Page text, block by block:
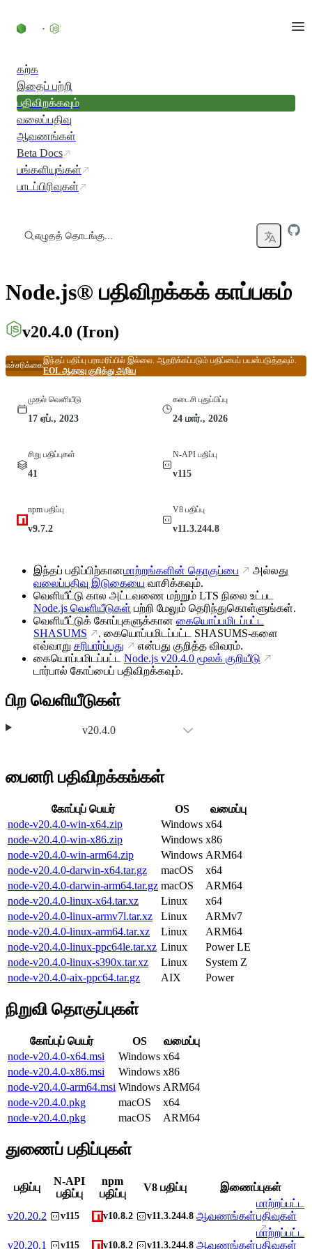
கற்க
இதைப் பற்றி
பதிவிறக்கவும்
வலைப்பதிவு
ஆவணங்கள்
Beta Docs
பங்களியுங்கள்
பாடப்பிரிவுகள்
எழுதத் தொடங்கு...
Node.js® பதிவிறக்கக் காப்பகம்
v20.4.0 (Iron)
எச்சரிக்கை
இந்தப் பதிப்பு பராமரிப்பில் இல்லை. ஆதரிக்கப்படும் பதிப்பைப் பயன்படுத்தவும்.
EOL ஆதரவு குறித்து அறிய
முதல் வெளியீடு
17 ஏப்., 2023
கடைசி புதுப்பிப்பு
24 மார்., 2026
சிறு பதிப்புகள்
41
N-API பதிப்பு
v115
npm பதிப்பு
v9.7.2
V8 பதிப்பு
v11.3.244.8
இந்தப் பதிப்பிற்கானமாற்றங்களின் தொகுப்பை
அல்லது
வலைப்பதிவு இடுகையை வாசிக்கவும்.
வெளியீட்டு கால அட்டவணை மற்றும் LTS நிலை உட்பட
Node.js வெளியீடுகள் பற்றி மேலும் தெரிந்துகொள்ளுங்கள்.
வெளியீட்டுக் கோப்புகளுக்கான கையொப்பமிடப்பட்ட
SHASUMS
. கையொப்பமிடப்பட்ட SHASUMS-களை
எவ்வாறு சரிபார்ப்பது
என்பது குறித்த விவரம்.
கையொப்பமிடப்பட்ட Node.js v20.4.0 மூலக் குறியீடு
டார்பால் கோப்பைப் பதிவிறக்கவும்.
பிற வெளியீடுகள்
v20.4.0
பைனரி பதிவிறக்கங்கள்
கோப்புப் பெயர் OS
வமைப்பு
node-v20.4.0-win-x64.zip
Windows x64
node-v20.4.0-win-x86.zip
Windows x86
node-v20.4.0-win-arm64.zip
Windows ARM64
node-v20.4.0-darwin-x64.tar.gz
macOS
x64
node-v20.4.0-darwin-arm64.tar.gz macOS
ARM64
node-v20.4.0-linux-x64.tar.xz
Linux
x64
node-v20.4.0-linux-armv7l.tar.xz
Linux
ARMv7
node-v20.4.0-linux-arm64.tar.xz
Linux
ARM64
node-v20.4.0-linux-ppc64le.tar.xz Linux
Power LE
node-v20.4.0-linux-s390x.tar.xz
Linux
System Z
node-v20.4.0-aix-ppc64.tar.gz
AIX Power
நிறுவி தொகுப்புகள்
கோப்புப் பெயர் OS
வமைப்பு
node-v20.4.0-x64.msi
Windows x64
node-v20.4.0-x86.msi
Windows x86
node-v20.4.0-arm64.msi Windows ARM64
node-v20.4.0.pkg
macOS
x64
node-v20.4.0.pkg
macOS ARM64
துணைப் பதிப்புகள்
பதிப்பு
N-API
பதிப்பு
npm
பதிப்பு
V8 பதிப்பு இணைப்புகள்
v20.20.2 v115 v10.8.2 v11.3.244.8 ஆவணங்கள்
மாற்றப்பட்ட
பதிவுகள்
v20.20.1 v115 v10.8.2 v11.3.244.8 ஆவணங்கள்
மாற்றப்பட்ட
பதிவுகள்